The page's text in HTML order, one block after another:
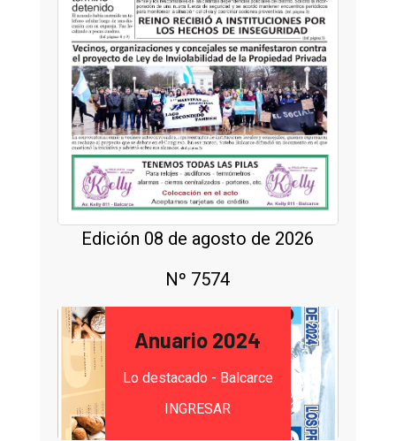
Edición 08 de agosto de 2026
Nº 7574
Anuario 2024
Lo destacado - Balcarce
INGRESAR